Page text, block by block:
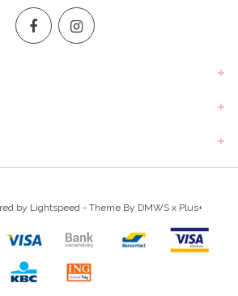
by Lightspeed - Theme By DMWS x Plus+